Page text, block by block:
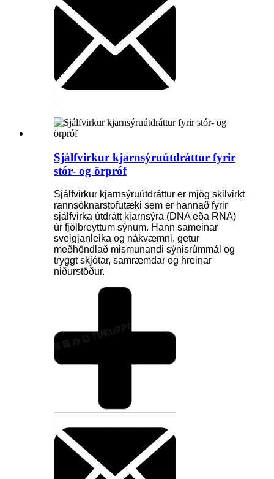
Sjálfvirkur kjarnsýruútdráttur fyrir
stór- og örpróf
Sjálfvirkur kjarnsýruútdráttur er mjög skilvirkt
rannsóknarstofutæki sem er hannað fyrir
sjálfvirka útdrátt kjarnsýra (DNA eða RNA)
úr fjölbreyttum sýnum. Hann sameinar
sveigjanleika og nákvæmni, getur
meðhöndlað mismunandi sýnisrúmmál og
tryggt skjótar, samræmdar og hreinar
niðurstöður.